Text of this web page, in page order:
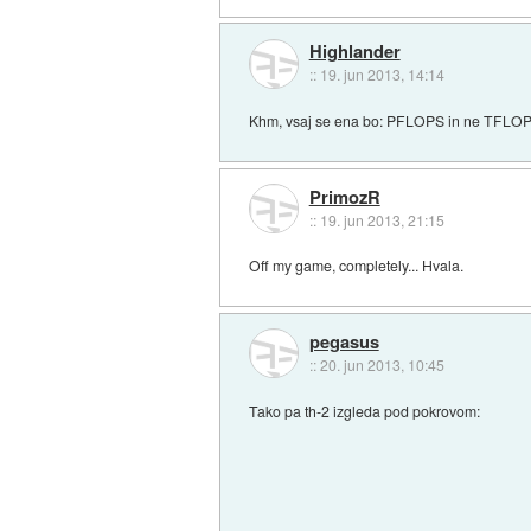
Highlander
:: 19. jun 2013, 14:14
Khm, vsaj se ena bo: PFLOPS in ne
PrimozR
:: 19. jun 2013, 21:15
Off my game, completely... Hvala.
pegasus
::20. jun 2013, 10:45
Tako pa th-2 izgleda pod pokrovom: